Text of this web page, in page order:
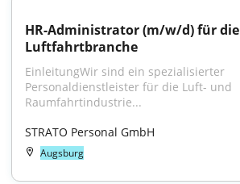
HR-Administrator (m/w/d) für die
Luftfahrtbranche
EinleitungWir sind ein spezialisierter
Personaldienstleister für die Luft- und
Raumfahrtindustrie...
STRATO Personal GmbH
Augsburg